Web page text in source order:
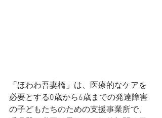
「ほわわ吾妻橋」は、医療的なケアを
必要とする0歳から6歳までの発達障害
の子どもたちのための支援事業所で、